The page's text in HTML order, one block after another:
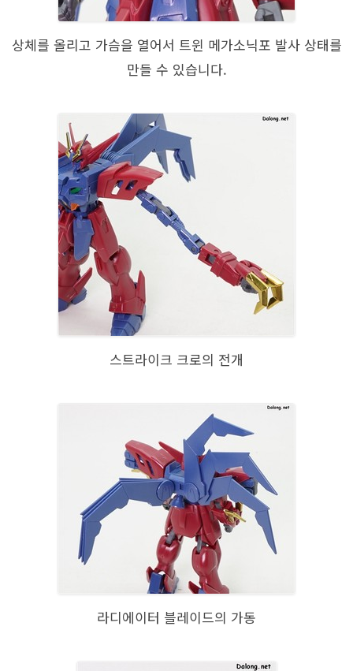
상체를 올리고 가슴을 열어서 트윈 메가소닉포 발사 상태를
만들 수 있습니다.
스트라이크 크로의 전개
라디에이터 블레이드의 가동